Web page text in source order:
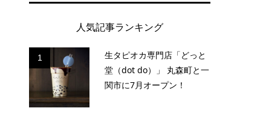
人気記事ランキング
1
生タピオカ専門店「どっと
堂（dot do）」 丸森町と一
関市に7月オープン！